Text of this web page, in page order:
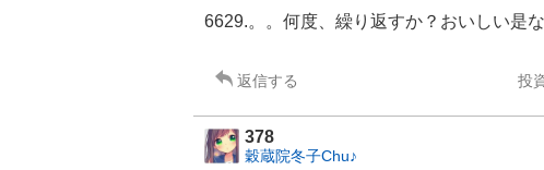
6629.。。何度、繰り返すか？おいしい是な
返信する 投
378
穀蔵院冬子Chu♪